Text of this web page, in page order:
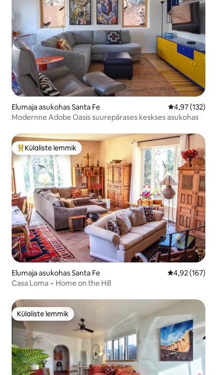
Elumaja asukohas Santa Fe Keskmine
4,97 (132)
Modernne Adobe Oasis suurepärases keskses asukohas
Külaliste suur lemmik
Külaliste lemmik
Elumaja asukohas Santa Fe Keskmine
4,92 (167)
Casa Loma ~ Home on the Hill
Külaliste lemmik
Külaliste lemmik